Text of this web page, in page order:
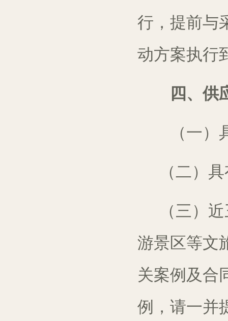
行 ，提前与
动方案执行
四、供应
（一）具
（二）
（三） 近
游景区等文
关案例 及合
例，请一并